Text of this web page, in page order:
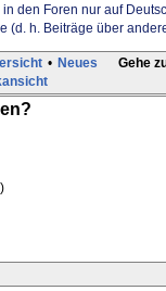
in den Foren nur auf
(d. h. Beiträge über
Gehe
• Neues